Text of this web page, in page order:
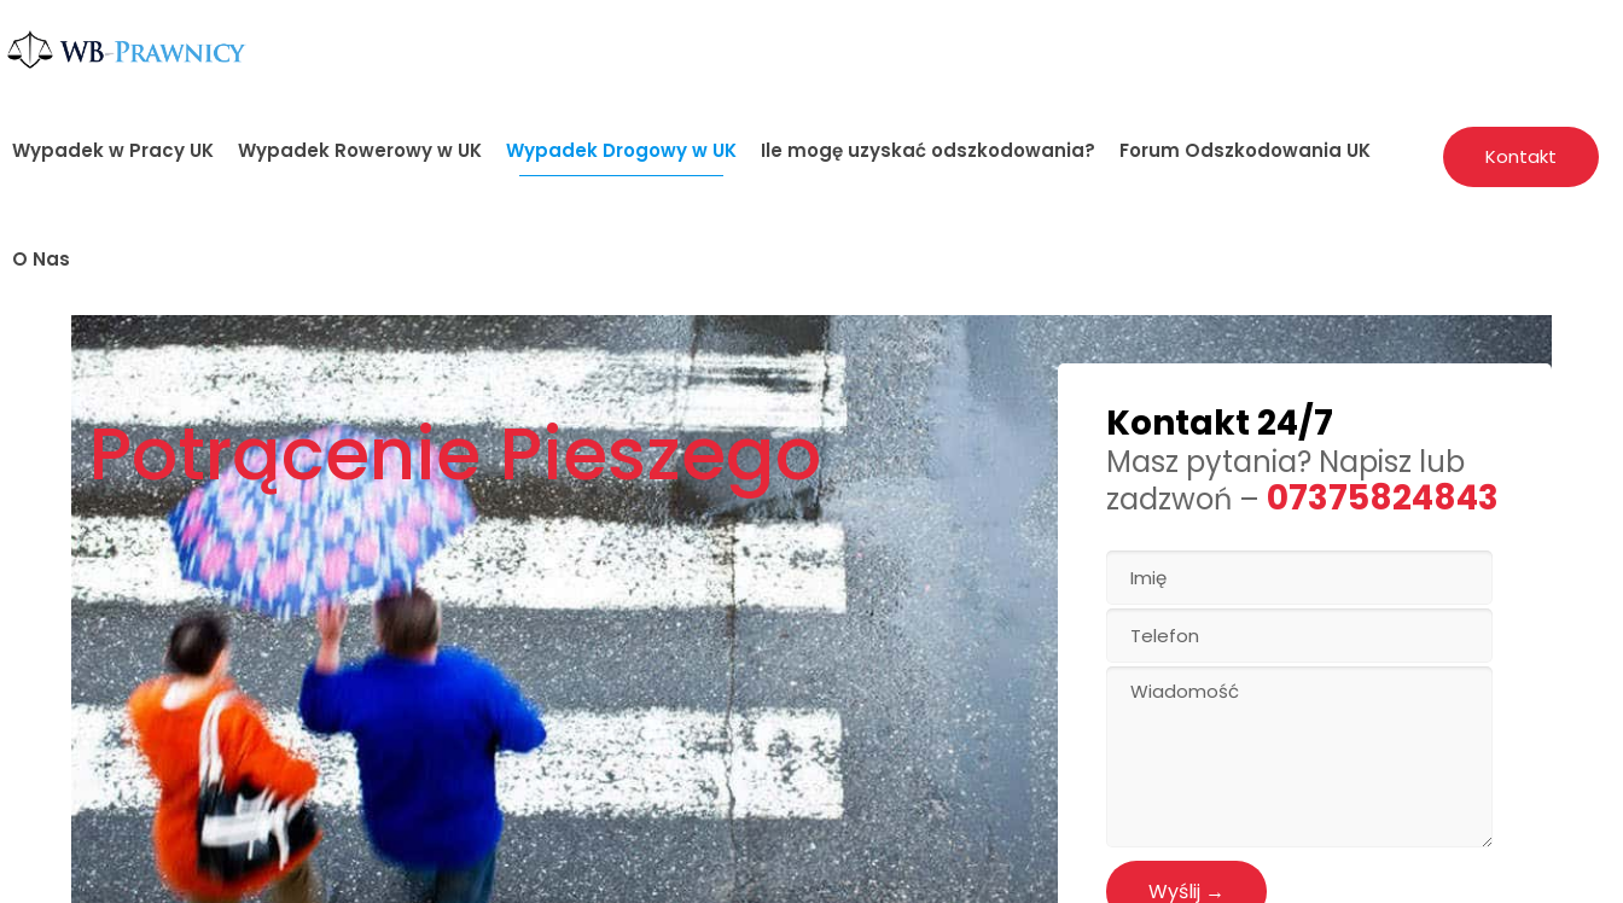
Wypadek w Pracy UK Wypadek Rowerowy w UK Wypadek Drogowy w UK Ile mogę uzyskać odszkodowania? Forum Odszkodowania UK
O Nas
Kontakt
Potrącenie Pieszego Kontakt 24/7
Masz pytania? Napisz lub
zadzwoń – 07375824843
Please leave this field empty.